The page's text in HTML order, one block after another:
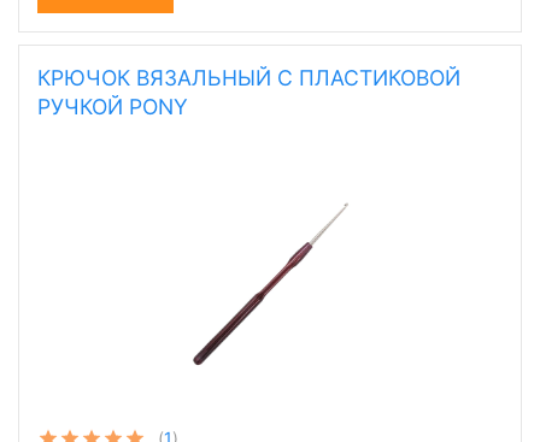
КРЮЧОК ВЯЗАЛЬНЫЙ С ПЛАСТИКОВОЙ
РУЧКОЙ PONY
(1)